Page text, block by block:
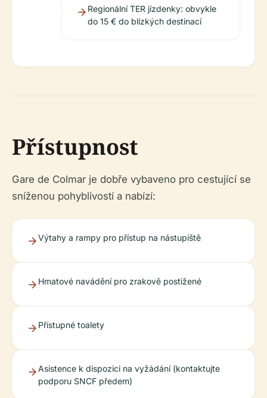
Regionální TER jízdenky: obvykle
do 15 € do blízkých destinací
Přístupnost
Gare de Colmar je dobře vybaveno pro cestující se
sníženou pohyblivostí a nabízí:
Výtahy a rampy pro přístup na nástupiště
Hmatové navádění pro zrakově postižené
Přístupné toalety
Asistence k dispozici na vyžádání (kontaktujte
podporu SNCF předem)